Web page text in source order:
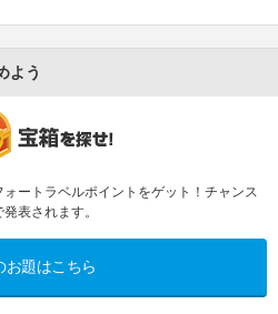
よう
ートラベルポイントをゲット！チャンス
表されます。
お題はこちら